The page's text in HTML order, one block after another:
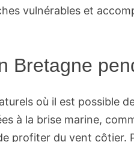
vulnérables et
où il est possible
à la brise marine,
profiter du vent côtier.